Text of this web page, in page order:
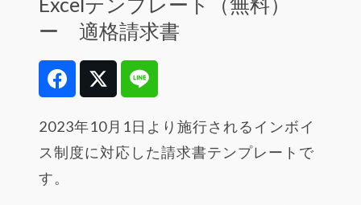
ー 適格請求書
FacebookTwitter
2023年10月1日より施行されるインボイ
ス制度に対応した請求書テンプレートで
す。